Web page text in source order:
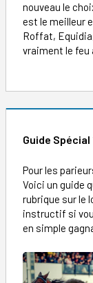
nouveau le
est le meilleur
Roffat,
vraiment le feu
Guide Spécial
Pour les
Voici un guide
rubrique sur le
instructif si
en simple